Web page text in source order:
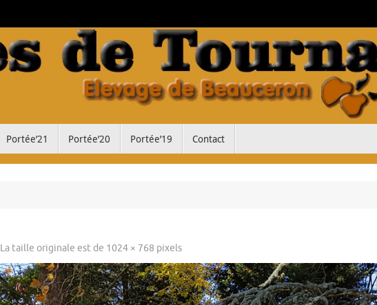
Portée’21 Portée’20 Portée’19 Contact
La taille originale est de 1024 × 768 pixels